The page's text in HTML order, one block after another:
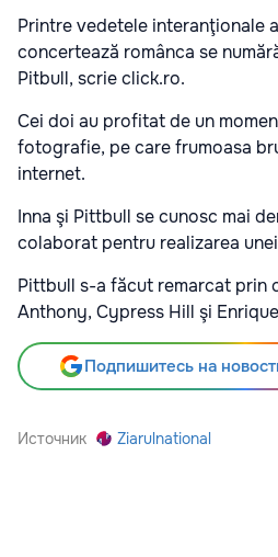
Printre vedetele interanţionale
concertează românca se
Pitbull, scrie click.ro.
Cei doi au profitat de un
fotografie, pe care frumoasa
internet.
Inna şi Pittbull se cunosc mai
colaborat pentru realizarea
Pittbull s-a făcut remarcat prin
Anthony, Cypress Hill şi
Подпишитесь на
Источник Ziarulnational